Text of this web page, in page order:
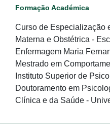
Formação Académica
Curso de Especialização
Materna e Obstétrica -
Enfermagem Maria
Mestrado em
Instituto Superior de
Doutoramento em
Clínica e da Saúde -